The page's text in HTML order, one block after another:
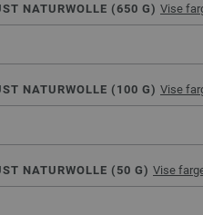
NATURWOLLE (650 G) Vise
NATURWOLLE (100 G) Vise
NATURWOLLE (50 G) Vise